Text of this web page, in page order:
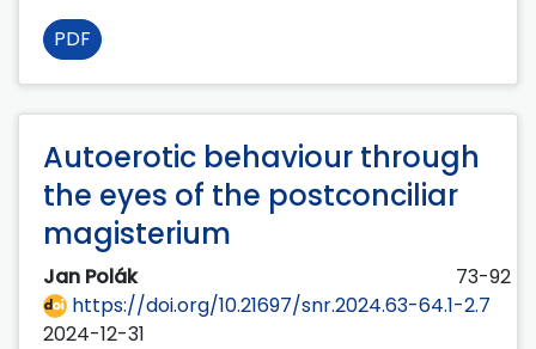
PDF
Autoerotic behaviour through
the eyes of the postconciliar
magisterium
Jan Polák
73-92
https://doi.org/10.21697/snr.2024.63-64.1-2.7
2024-12-31